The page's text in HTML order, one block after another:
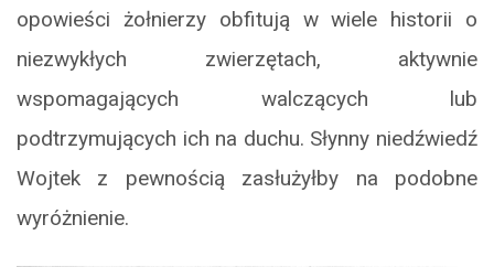
opowieści żołnierzy obfitują w wiele historii o
niezwykłych zwierzętach, aktywnie
wspomagających walczących lub
podtrzymujących ich na duchu. Słynny niedźwiedź
Wojtek z pewnością zasłużyłby na podobne
wyróżnienie.